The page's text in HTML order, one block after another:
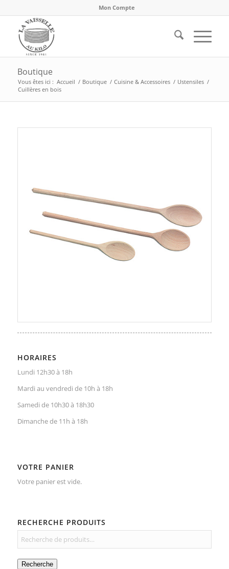
Mon Compte
Boutique
Vous êtes ici : Accueil / Boutique / Cuisine & Accessoires / Ustensiles /
Cuillères en bois
HORAIRES
Lundi 12h30 à 18h
Mardi au vendredi de 10h à 18h
Samedi de 10h30 à 18h30
Dimanche de 11h à 18h
VOTRE PANIER
Votre panier est vide.
RECHERCHE PRODUITS
Recherche